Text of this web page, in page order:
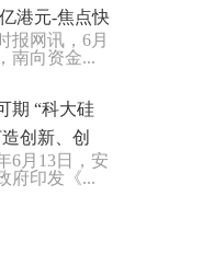
港元-焦点快
报网讯，6月
南向资金...
期 “科大硅
创新、创
造的圆梦之谷
6月13日，安
府印发《...